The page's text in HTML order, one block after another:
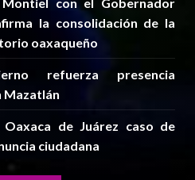
con el Gobernador
la consolidación de la
oaxaqueño
refuerza presencia
Mazatlán
de Juárez caso de
ciudadana